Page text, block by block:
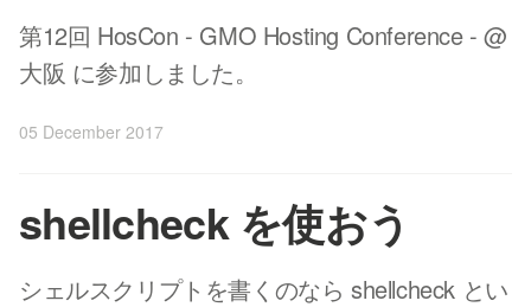
第12回 HosCon - GMO Hosting Conference - @
大阪 に参加しました。
05 December 2017
shellcheck を使おう
シェルスクリプトを書くのなら shellcheck とい